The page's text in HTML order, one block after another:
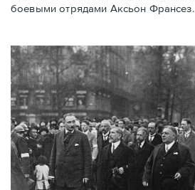
боевыми отрядами Аксьон Франсез.